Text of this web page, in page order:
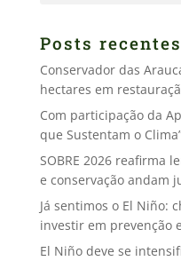
Posts recentes
Conservador das
hectares em
Com participação da
que Sustentam o
SOBRE 2026 reafirma
e conservação andam
Já sentimos o El Niño:
investir em prevenção
El Niño deve se